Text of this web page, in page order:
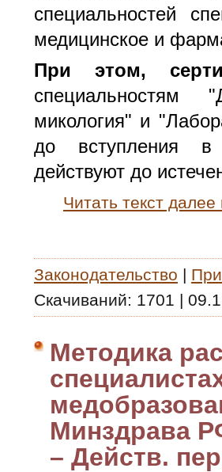
специальностей
медицинское и
При этом,
специальностям
микология" и
до вступления в
действуют до
Читать текст
Законодательство |
Скачиваний: 1701 |
Методика
Минздрава
– Действ.